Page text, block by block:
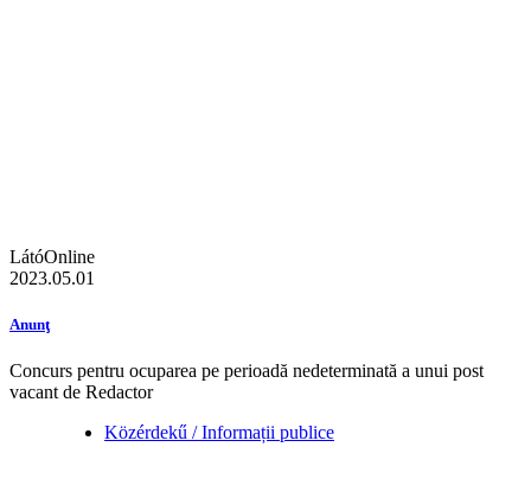
LátóOnline
2023.05.01
Anunţ
Concurs pentru ocuparea pe perioadă nedeterminată a unui post
vacant de Redactor
Közérdekű / Informații publice